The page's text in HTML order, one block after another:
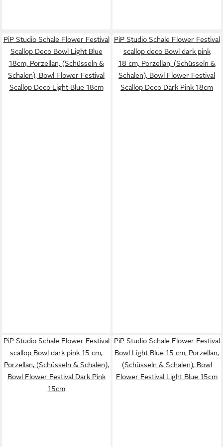
PiP Studio Schale Flower Festival
Scallop Deco Bowl Light Blue
18cm, Porzellan, (Schüsseln &
Schalen), Bowl Flower Festival
Scallop Deco Light Blue 18cm
PiP Studio Schale Flower Festival
scallop deco Bowl dark pink
18 cm, Porzellan, (Schüsseln &
Schalen), Bowl Flower Festival
Scallop Deco Dark Pink 18cm
PiP Studio Schale Flower Festival
scallop Bowl dark pink 15 cm,
Porzellan, (Schüsseln & Schalen),
Bowl Flower Festival Dark Pink
15cm
PiP Studio Schale Flower Festival
Bowl Light Blue 15 cm, Porzellan,
(Schüsseln & Schalen), Bowl
Flower Festival Light Blue 15cm